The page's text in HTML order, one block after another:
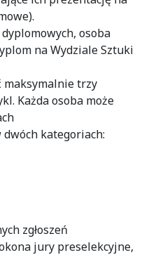
osoba
na Wydziale Sztuki
maksymalnie trzy
Każda osoba może
kategoriach:
zgłoszeń
jury preselekcyjne,